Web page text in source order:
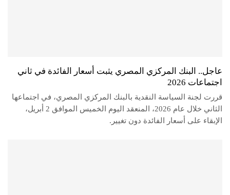
عاجل.. البنك المركزي المصري يثبت أسعار الفائدة في ثاني
اجتماعات 2026
قررت لجنة السياسة النقدية بالبنك المركزي المصري، في اجتماعها
الثاني خلال عام 2026، المنعقد اليوم الخميس الموافق 2 أبريل،
الإبقاء على أسعار الفائدة دون تغيير.